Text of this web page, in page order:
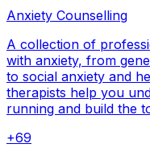
Anxiety Counselling
A collection of
with anxiety, from
to social anxiety and
therapists help you
running and build the
+69